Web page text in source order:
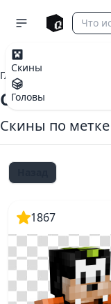
Скины
Головы
Главная
Скины
Скины по
1867